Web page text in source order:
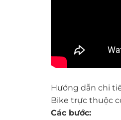
Hướng dẫn chi
Bike trực thuộc
Các bước: